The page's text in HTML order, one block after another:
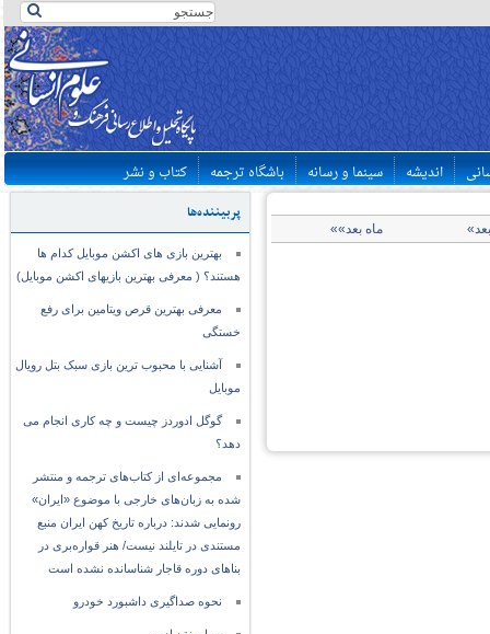
اندیشه سینما و رسانه باشگاه ترجمه کتاب و نشر
پربیننده‌ها
بهترین بازی های اکشن موبایل کدام ها
هستند؟ ( معرفی بهترین بازیهای اکشن موبایل)
معرفی بهترین قرص ویتامین برای رفع
خستگی
آشنایی با محبوب ترین بازی سبک بتل رویال
موبایل
گوگل ادوردز چیست و چه کاری انجام می
دهد؟
مجموعه‌ای از کتاب‌های ترجمه و منتشر
شده به زبان‌های خارجی با موضوع «ایران»
رونمایی شدند: درباره تاریخ کهن ایران منبع
مستندی در تایلند نیست/ هنر قواره‌بری در
بناهای دوره قاجار شناسانده نشده است
نحوه صداگیری داشبورد خودرو
ماه بعد»»